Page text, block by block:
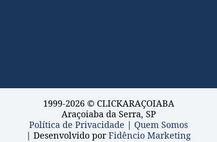
1999-2026 © CLICKARAÇOIABA
Araçoiaba da Serra, SP
Política de Privacidade | Quem Somos
| Desenvolvido porFidêncio Marketing